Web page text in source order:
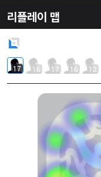
리플레이 맵
17 16 17 16 12